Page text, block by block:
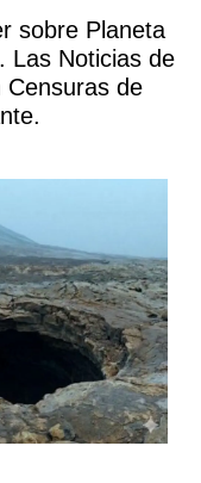
sobre Planeta
Las Noticias de
Censuras de